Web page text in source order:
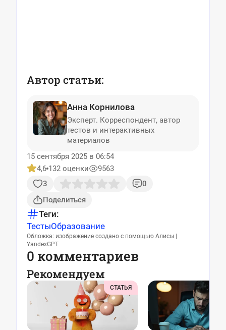
Автор статьи:
Анна Корнилова
Эксперт. Корреспондент, автор
тестов и интерактивных
материалов
15 сентября 2025 в 06:54
4,6 132 оценки
9563
3
0
Поделиться
Теги:
ТестыОбразование
Обложка: изображение создано с помощью Алисы |
YandexGPT
0 комментариев
Рекомендуем
СТАТЬЯ